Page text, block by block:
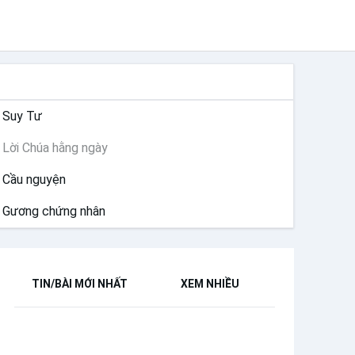
Suy Tư
Lời Chúa hằng ngày
Cầu nguyện
Gương chứng nhân
TIN/BÀI MỚI NHẤT XEM NHIỀU